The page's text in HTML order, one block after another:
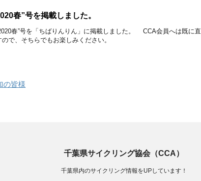
春”号を掲載しました。
春”号を「ちばりんりん」に掲載しました。 CCA会員へは既に直
で、そちらでもお楽しみください。
の皆様
千葉県サイクリング協会（CCA）
千葉県内のサイクリング情報をUPしています！